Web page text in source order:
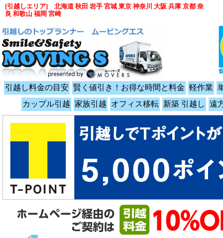
引越し料金の目安 賢く値引き！お得な時間と料金 軽作業
カップル引越 家族引越 オフィス移転 新築 引越し 遠
[引越しエリア] 北海道 秋田 岩手 宮城 東京 神奈川 大阪 兵庫 京都 奈
良 和歌山 福岡 宮崎